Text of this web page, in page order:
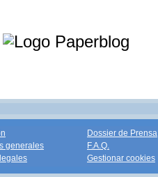
generales
Dossier de Prensa
F.A.Q.
Gestionar cookies